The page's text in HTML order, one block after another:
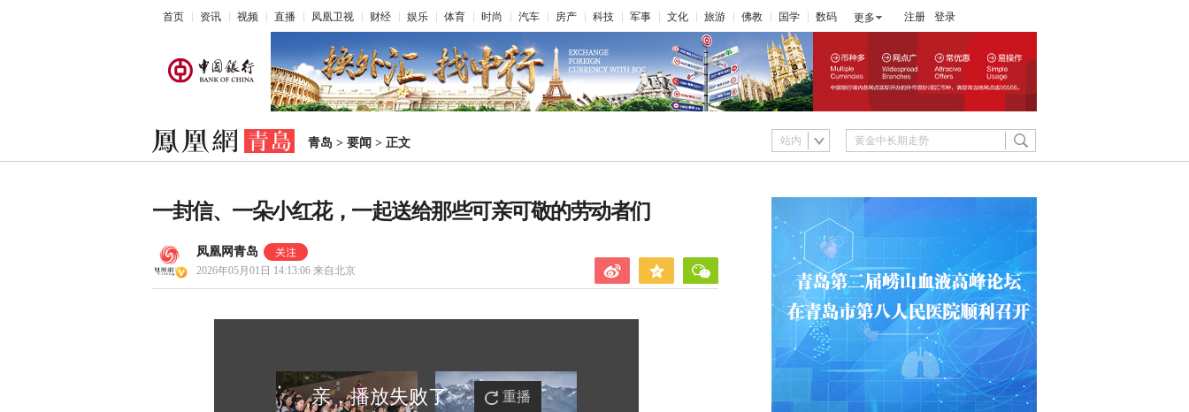
首页 资讯 视频 直播 凤凰卫视 财经 娱乐 体育 时尚 汽车 房产 科技 军事 文化 旅游 佛教 国学 数码 更多 注册 登录
青岛 > 要闻 > 正文 站内
一封信、一朵小红花，一起送给那些可亲可敬的劳动者们
凤凰网青岛
2026年05月01日 14:13:06 来自北京
亲，播放失败了 重播